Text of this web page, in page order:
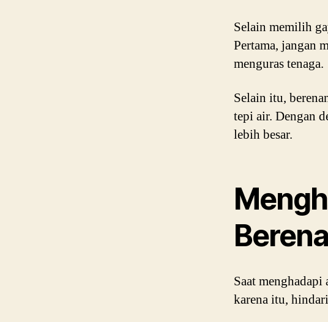
Selain memilih
Pertama, jangan
menguras tenaga.
Selain itu,
tepi air. Dengan
lebih besar.
Saat menghadapi
karena itu,